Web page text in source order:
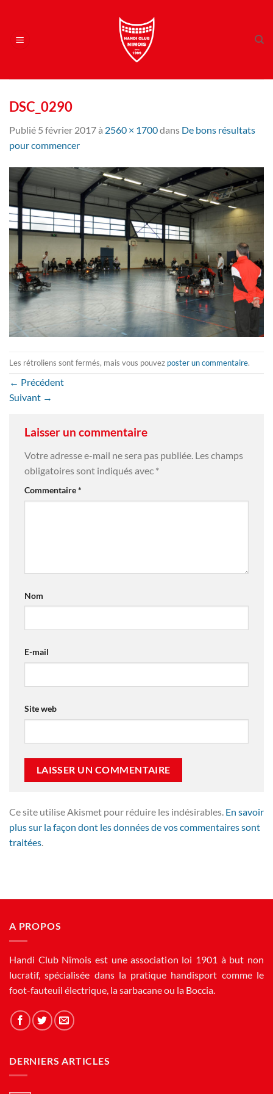
contenu
DSC_0290
Publié 5 février 2017à 2560 × 1700dans De bons résultats
pour commencer
Les rétroliens sont fermés, mais vous pouvez poster un commentaire.
← Précédent
Suivant →
Laisser un commentaire
Votre adresse e-mail ne sera pas publiée. Les champs
obligatoires sont indiqués avec *
Commentaire*
Nom
E-mail
Site web
Ce site utilise Akismet pour réduire les indésirables. En savoir
plus sur la façon dont les données de vos commentaires sont
traitées.
A PROPOS
Handi Club Nîmois est une association loi 1901 à but non
lucratif, spécialisée dans la pratique handisport comme le
foot-fauteuil électrique, la sarbacane ou la Boccia.
DERNIERS ARTICLES